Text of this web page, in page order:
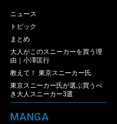
ニュース
トピック
まとめ
大人がこのスニーカーを買う理
由｜小澤匡行
教えて！ 東京スニーカー氏
東京スニーカー氏が選ぶ買うべ
き大人スニーカー3選
MANGA